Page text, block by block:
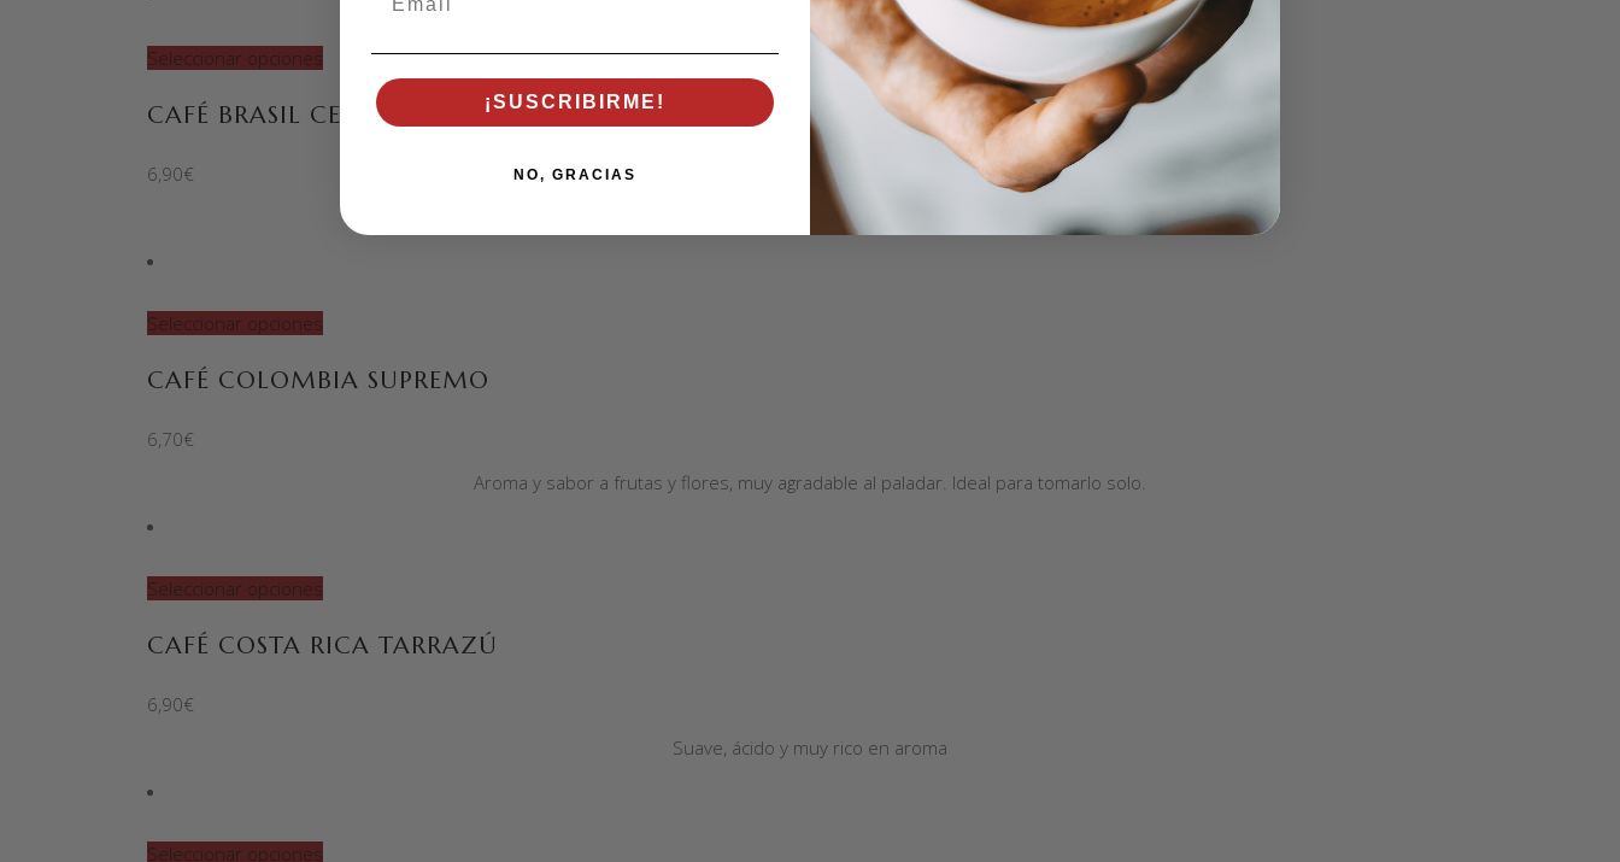
Seleccionar opciones
CAFÉ BRASIL CERRADO
6,90€
Dulce y persistente, con buen cuerpo y baja acidez.
Seleccionar opciones
CAFÉ COLOMBIA SUPREMO
6,70€
Aroma y sabor a frutas y flores, muy agradable al paladar. Ideal para tomarlo solo.
Seleccionar opciones
CAFÉ COSTA RICA TARRAZÚ
6,90€
Suave, ácido y muy rico en aroma
Seleccionar opciones
¡SUSCRIBIRME!
NO, GRACIAS